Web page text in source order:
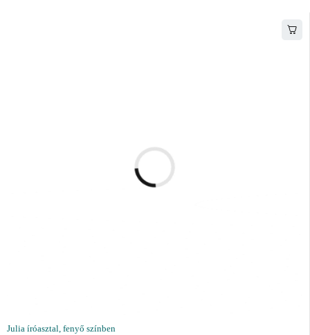
Julia íróasztal, fenyő színben